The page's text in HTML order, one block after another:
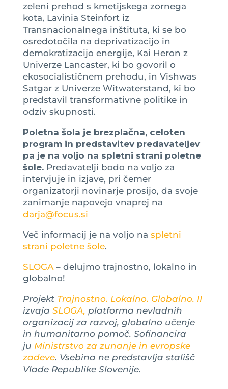
zeleni prehod s kmetijskega zornega
kota, Lavinia Steinfort iz
Transnacionalnega inštituta, ki se bo
osredotočila na deprivatizacijo in
demokratizacijo energije, Kai Heron z
Univerze Lancaster, ki bo govoril o
ekosocialističnem prehodu, in Vishwas
Satgar z Univerze Witwaterstand, ki bo
predstavil transformativne politike in
odziv skupnosti.
Poletna šola je brezplačna, celoten
program in predstavitev predavateljev
pa je na voljo na spletni strani poletne
šole.Predavatelji bodo na voljo za
intervjuje in izjave, pri čemer
organizatorji novinarje prosijo, da svoje
zanimanje napovejo vnaprej na
darja@focus.si
Več informacij je na voljo na spletni
strani poletne šole.
SLOGA– delujmo trajnostno, lokalno in
globalno!
Projekt Trajnostno. Lokalno. Globalno. II
izvaja SLOGA, platforma nevladnih
organizacij za razvoj, globalno učenje
in humanitarno pomoč. Sofinancira
ju Ministrstvo za zunanje in evropske
zadeve. Vsebina ne predstavlja stališč
Vlade Republike Slovenije.